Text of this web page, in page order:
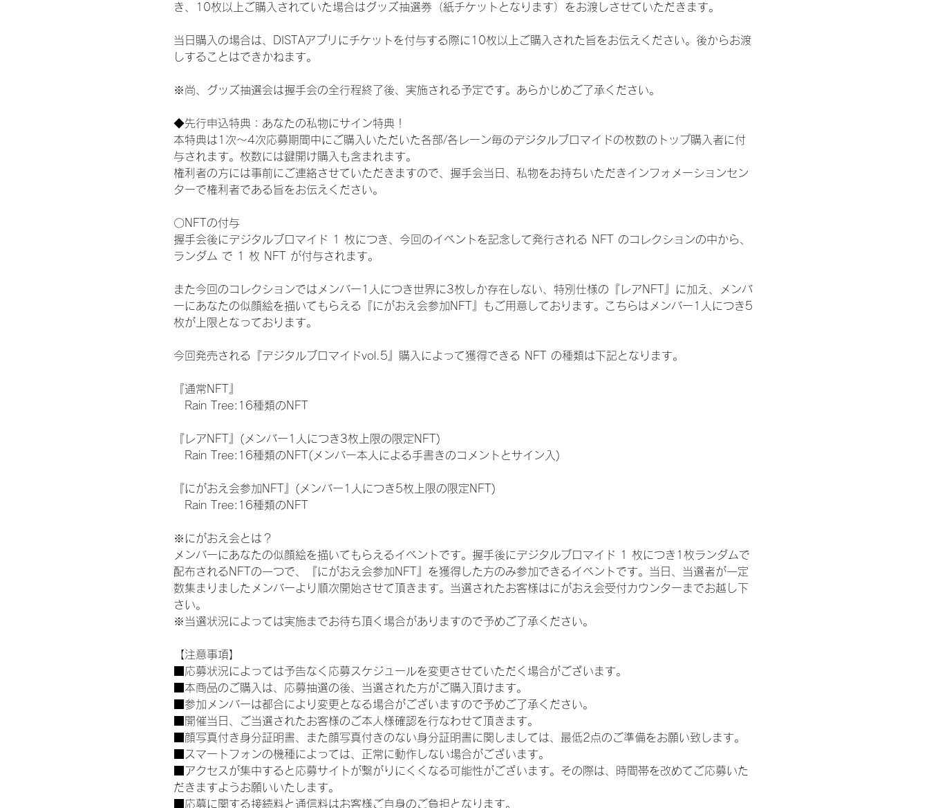
き、10枚以上ご購入されていた場合はグッズ抽選券（紙チケットとなります）をお渡しさせていただきます。
当日購入の場合は、DISTAアプリにチケットを付与する際に10枚以上ご購入された旨をお伝えください。後からお渡
しすることはできかねます。
※尚、グッズ抽選会は握手会の全行程終了後、実施される予定です。あらかじめご了承ください。
◆先行申込特典：あなたの私物にサイン特典！
本特典は1次〜4次応募期間中にご購入いただいた各部/各レーン毎のデジタルブロマイドの枚数のトップ購入者に付
与されます。枚数には鍵開け購入も含まれます。
権利者の方には事前にご連絡させていただきますので、握手会当日、私物をお持ちいただきインフォメーションセン
ターで権利者である旨をお伝えください。
〇NFTの付与
握手会後にデジタルブロマイド 1 枚につき、今回のイベントを記念して発行される NFT のコレクションの中から、
ランダム で 1 枚 NFT が付与されます。
また今回のコレクションではメンバー1人につき世界に3枚しか存在しない、特別仕様の『レアNFT』に加え、メンバ
ーにあなたの似顔絵を描いてもらえる『にがおえ会参加NFT』もご用意しております。こちらはメンバー1人につき5
枚が上限となっております。
今回発売される『デジタルブロマイドvol.5』購入によって獲得できる NFT の種類は下記となります。
『通常NFT』
Rain Tree:16種類のNFT
『レアNFT』(メンバー1人につき3枚上限の限定NFT)
Rain Tree:16種類のNFT(メンバー本人による手書きのコメントとサイン入)
『にがおえ会参加NFT』(メンバー1人につき5枚上限の限定NFT)
Rain Tree:16種類のNFT
※にがおえ会とは？
メンバーにあなたの似顔絵を描いてもらえるイベントです。握手後にデジタルブロマイド 1 枚につき1枚ランダムで
配布されるNFTの一つで、『にがおえ会参加NFT』を獲得した方のみ参加できるイベントです。当日、当選者が一定
数集まりましたメンバーより順次開始させて頂きます。当選されたお客様はにがおえ会受付カウンターまでお越し下
さい。
※当選状況によっては実施までお待ち頂く場合がありますので予めご了承ください。
【注意事項】
■応募状況によっては予告なく応募スケジュールを変更させていただく場合がございます。
■本商品のご購入は、応募抽選の後、当選された方がご購入頂けます。
■参加メンバーは都合により変更となる場合がございますので予めご了承ください。
■開催当日、ご当選されたお客様のご本人様確認を行なわせて頂きます。
■顔写真付き身分証明書、また顔写真付きのない身分証明書に関しましては、最低2点のご準備をお願い致します。
■スマートフォンの機種によっては、正常に動作しない場合がございます。
■アクセスが集中すると応募サイトが繋がりにくくなる可能性がございます。その際は、時間帯を改めてご応募いた
だきますようお願いいたします。
■応募に関する接続料と通信料はお客様ご自身のご負担となります。